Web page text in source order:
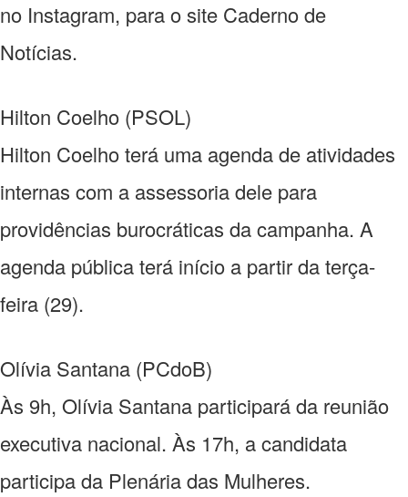
no Instagram, para o site Caderno de
Notícias.
Hilton Coelho (PSOL)
Hilton Coelho terá uma agenda de atividades
internas com a assessoria dele para
providências burocráticas da campanha. A
agenda pública terá início a partir da terça-
feira (29).
Olívia Santana (PCdoB)
Às 9h, Olívia Santana participará da reunião
executiva nacional. Às 17h, a candidata
participa da Plenária das Mulheres.